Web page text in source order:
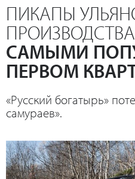
ПИКАПЫ
ПРОИЗВОДСТВА
САМЫМИ
ПЕРВОМ
«Русский богатырь»
самураев».